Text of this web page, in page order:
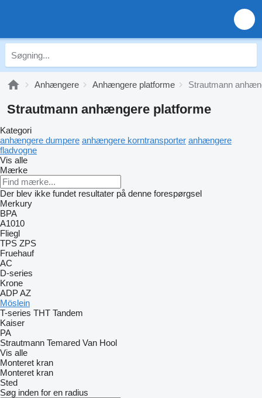
Anhængere Anhængere platforme Strautmann
Strautmann anhængere platforme
Kategori
anhængere dumpere anhængere korntransporter anhængere
fladvogne
Vis alle
Mærke
Der blev ikke fundet resultater på denne forespørgsel
Merkury
BPA
A1010
Fliegl
TPS ZPS
Fruehauf
AC
D-series
Krone
ADPAZ
Möslein
T-series THT Tandem
Kaiser
PA
Strautmann Temared Van Hool
Vis alle
Monteret kran
Monteret kran
Sted
Søg inden for en radius